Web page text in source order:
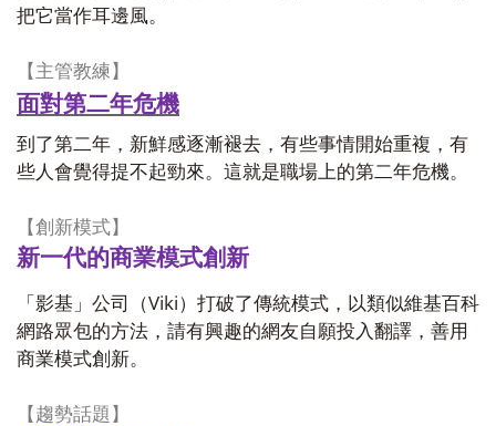
把它當作耳邊風。
【主管教練】
面對第二年危機
到了第二年，新鮮感逐漸褪去，有些事情開始重複，有
些人會覺得提不起勁來。這就是職場上的第二年危機。
【創新模式】
新一代的商業模式創新
「影基」公司（Viki）打破了傳統模式，以類似維基百科
網路眾包的方法，請有興趣的網友自願投入翻譯，善用
商業模式創新。
【趨勢話題】